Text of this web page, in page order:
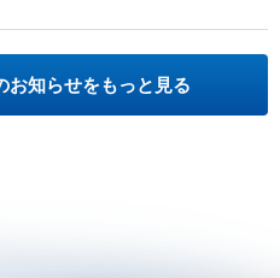
お知らせをもっと見る